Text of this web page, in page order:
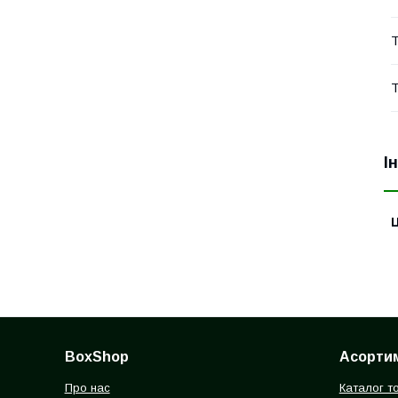
BoxShop
Про нас Каталог